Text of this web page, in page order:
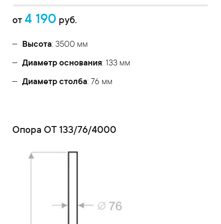
от 4 190 руб.
Высота: 3500 мм
Диаметр основания: 133 мм
Диаметр столба: 76 мм
Опора ОТ 133/76/4000